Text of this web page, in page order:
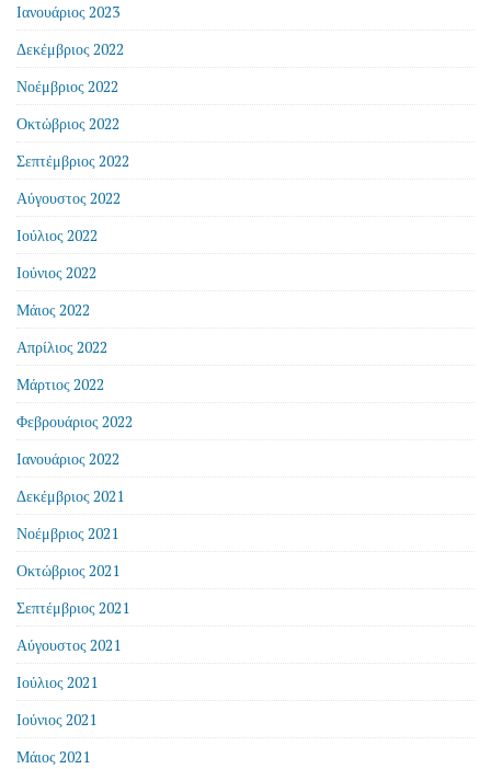
Ιανουάριος 2023
Δεκέμβριος 2022
Νοέμβριος 2022
Οκτώβριος 2022
Σεπτέμβριος 2022
Αύγουστος 2022
Ιούλιος 2022
Ιούνιος 2022
Μάιος 2022
Απρίλιος 2022
Μάρτιος 2022
Φεβρουάριος 2022
Ιανουάριος 2022
Δεκέμβριος 2021
Νοέμβριος 2021
Οκτώβριος 2021
Σεπτέμβριος 2021
Αύγουστος 2021
Ιούλιος 2021
Ιούνιος 2021
Μάιος 2021